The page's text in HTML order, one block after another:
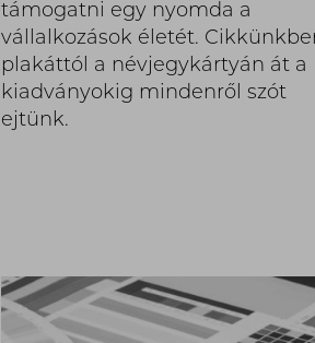
támogatni egy nyomda a
vállalkozások életét.
plakáttól a névjegykártyán át a
kiadványokig mindenről szót
ejtünk.